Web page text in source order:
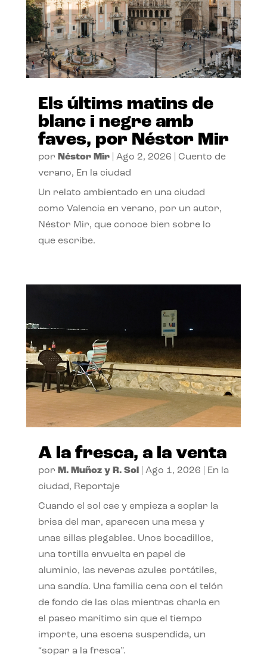
Els últims matins de
blanc i negre amb
faves, por Néstor Mir
por Néstor Mir| Ago 2, 2026
Cuento de
verano, En la ciudad
Un relato ambientado en una ciudad
como Valencia en verano, por un autor,
Néstor Mir, que conoce bien sobre lo
que escribe.
A la fresca, a la venta
por M. Muñoz y R. Sol| Ago 1, 2026
En la
ciudad, Reportaje
Cuando el sol cae y empieza a soplar la
brisa del mar, aparecen una mesa y
unas sillas plegables. Unos bocadillos,
una tortilla envuelta en papel de
aluminio, las neveras azules portátiles,
una sandía. Una familia cena con el telón
de fondo de las olas mientras charla en
el paseo marítimo sin que el tiempo
importe, una escena suspendida, un
“sopar a la fresca”.